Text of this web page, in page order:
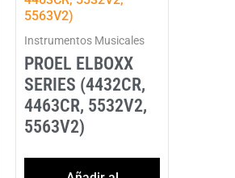
Instrumentos Musicales
PROEL ELBOXX
SERIES (4432CR,
4463CR, 5532V2,
5563V2)